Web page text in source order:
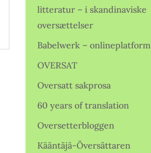
litteratur – i skandinaviske
oversættelser
Babelwerk – onlineplatform
OVERSAT
Oversatt sakprosa
60 years of translation
Oversetterbloggen
Kääntäjä-Översättaren